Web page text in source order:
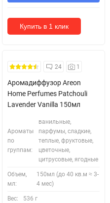
Купить в 1 клик
Безкоштовна Доставка
24 1
Аромадиффузор Areon
Home Perfumes Patchouli
Lavender Vanilla 150мл
Ароматы
по
группам:
ванильные,
парфумы, сладкие,
теплые, фруктовые,
цветочные,
цитрусовые, ягодные
Объем,
мл:
150мл (до 40 кв.м ≈ 3-
4 мес)
Вес: 536 г